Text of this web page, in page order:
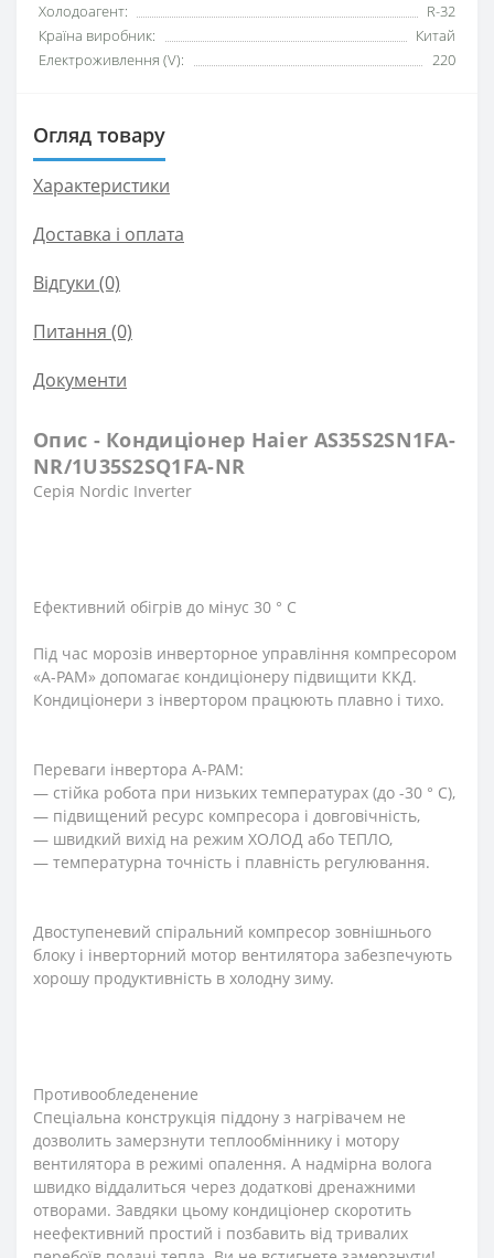
Xолодоагент:
R-32
Країна виробник:
Китай
Електроживлення (V):
220
Огляд товару
Характеристики
Доставка і оплата
Відгуки (0)
Питання (0)
Документи
Опис - Кондиціонер Haier AS35S2SN1FA-
NR/1U35S2SQ1FA-NR
Серія Nordic Inverter
Ефективний обігрів до мінус 30 ° С
Під час морозів инверторное управління компресором
«A-PAM» допомагає кондиціонеру підвищити ККД.
Кондиціонери з інвертором працюють плавно і тихо.
Переваги інвертора A-PAM:
— стійка робота при низьких температурах (до -30 ° С),
— підвищений ресурс компресора і довговічність,
— швидкий вихід на режим ХОЛОД або ТЕПЛО,
— температурна точність і плавність регулювання.
Двоступеневий спіральний компресор зовнішнього
блоку і інверторний мотор вентилятора забезпечують
хорошу продуктивність в холодну зиму.
Противообледенение
Спеціальна конструкція піддону з нагрівачем не
дозволить замерзнути теплообміннику і мотору
вентилятора в режимі опалення. А надмірна волога
швидко віддалиться через додаткові дренажними
отворами. Завдяки цьому кондиціонер скоротить
неефективний простий і позбавить від тривалих